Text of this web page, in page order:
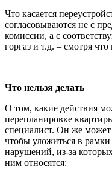
Что касается
согласовываются не с
комиссии, а с
горгаз и т.д. – смотря
Что нельзя делать
О том, какие действия
перепланировке
специалист. Он же может
чтобы уложиться в
нарушений, из-за
ним относятся: